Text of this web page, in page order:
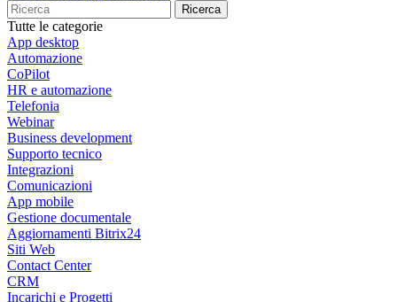
Tutte le categorie
App desktop
Automazione
CoPilot
HR e automazione
Telefonia
Webinar
Business development
Supporto tecnico
Integrazioni
Comunicazioni
App mobile
Gestione documentale
Aggiornamenti Bitrix24
Siti Web
Contact Center
CRM
Incarichi e Progetti